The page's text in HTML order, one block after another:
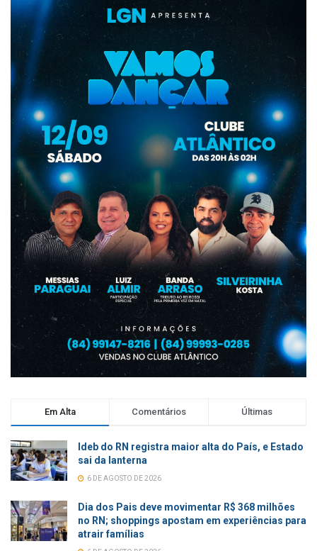
Em Alta Comentários Últimas
Ideb do RN registra maior alta do País, e Estado
sai da lanterna
6 DE AGOSTO DE 2026
Dia dos Pais deve movimentar R$ 368 milhões
no RN; shoppings apostam em experiências para
atrair famílias